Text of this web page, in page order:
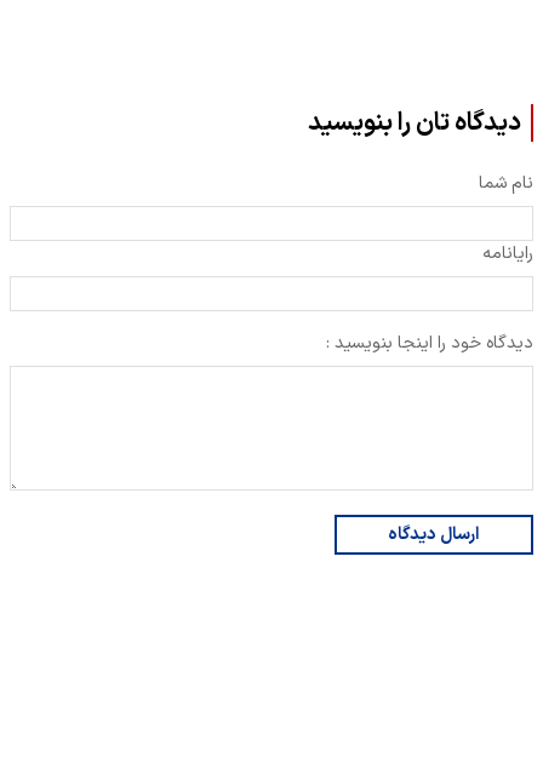
دیدگاه تان را بنویسید
نام شما
رایانامه
دیدگاه خود را اینجا بنویسید :
ارسال دیدگاه